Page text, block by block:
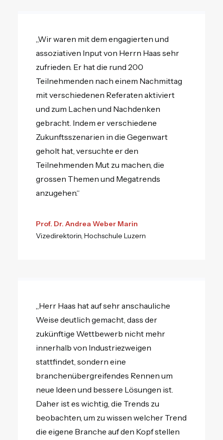
„Wir waren mit dem engagierten und
assoziativen Input von Herrn Haas sehr
zufrieden. Er hat die rund 200
Teilnehmenden nach einem Nachmittag
mit verschiedenen Referaten aktiviert
und zum Lachen und Nachdenken
gebracht. Indem er verschiedene
Zukunftsszenarien in die Gegenwart
geholt hat, versuchte er den
Teilnehmenden Mut zu machen, die
grossen Themen und Megatrends
anzugehen.“
Prof. Dr. Andrea Weber Marin
Vizedirektorin, Hochschule Luzern
„Herr Haas hat auf sehr anschauliche
Weise deutlich gemacht, dass der
zukünftige Wettbewerb nicht mehr
innerhalb von Industriezweigen
stattfindet, sondern eine
branchenübergreifendes Rennen um
neue Ideen und bessere Lösungen ist.
Daher ist es wichtig, die Trends zu
beobachten, um zu wissen welcher Trend
die eigene Branche auf den Kopf stellen